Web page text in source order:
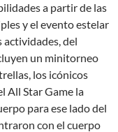
a partir de las
y el evento estelar
actividades, del
un minitorneo
los icónicos
All Star Game la
para ese lado del
con el cuerpo